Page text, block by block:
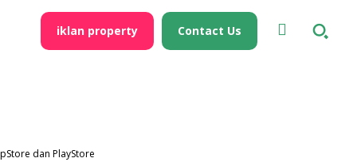
iklan property Contact Us
dan PlayStore